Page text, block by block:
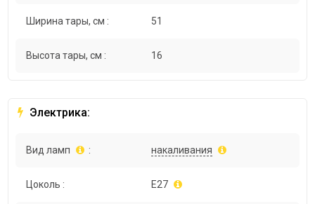
Ширина тары, см : 51
Высота тары, см : 16
Электрика:
Вид ламп : накаливания
Цоколь : E27